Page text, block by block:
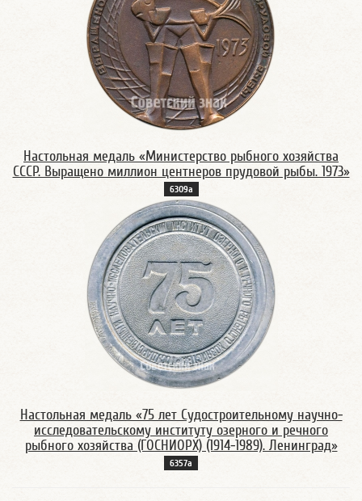
Настольная медаль «Министерство рыбного хозяйства
СССР. Выращено миллион центнеров прудовой рыбы. 1973»
6309а
Настольная медаль «75 лет Судостроительному научно-
исследовательскому институту озерного и речного
рыбного хозяйства (ГОСНИОРХ) (1914-1989). Ленинград»
6357а